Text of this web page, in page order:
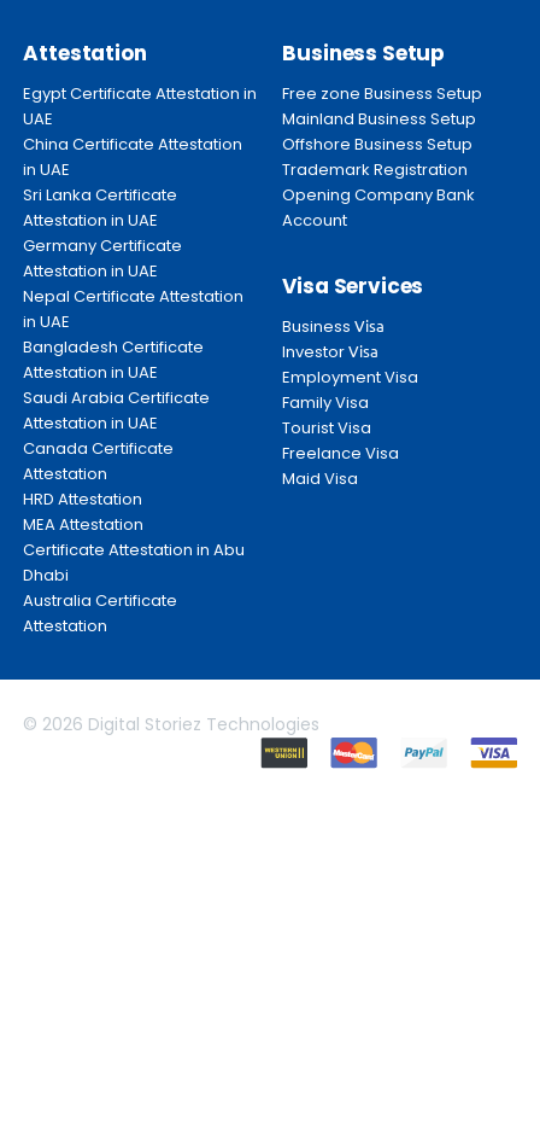
Attestation
Egypt Certificate Attestation in
UAE
China Certificate Attestation
in UAE
Sri Lanka Certificate
Attestation in UAE
Germany Certificate
Attestation in UAE
Nepal Certificate Attestation
in UAE
Bangladesh Certificate
Attestation in UAE
Saudi Arabia Certificate
Attestation in UAE
Canada Certificate
Attestation
HRD Attestation
MEA Attestation
Certificate Attestation in Abu
Dhabi
Australia Certificate
Attestation
Business Setup
Free zone Business Setup
Mainland Business Setup
Offshore Business Setup
Trademark Registration
Opening Company Bank
Account
Visa Services
BusinessVisa
InvestorVisa
Employment Visa
Family Visa
Tourist Visa
Freelance Visa
Maid Visa
© 2026 Digital Storiez Technologies